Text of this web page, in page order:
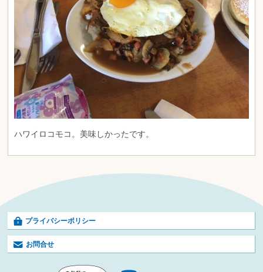
ハワイロコモコ。美味しかったです。
プライバシーポリシー
お問合せ